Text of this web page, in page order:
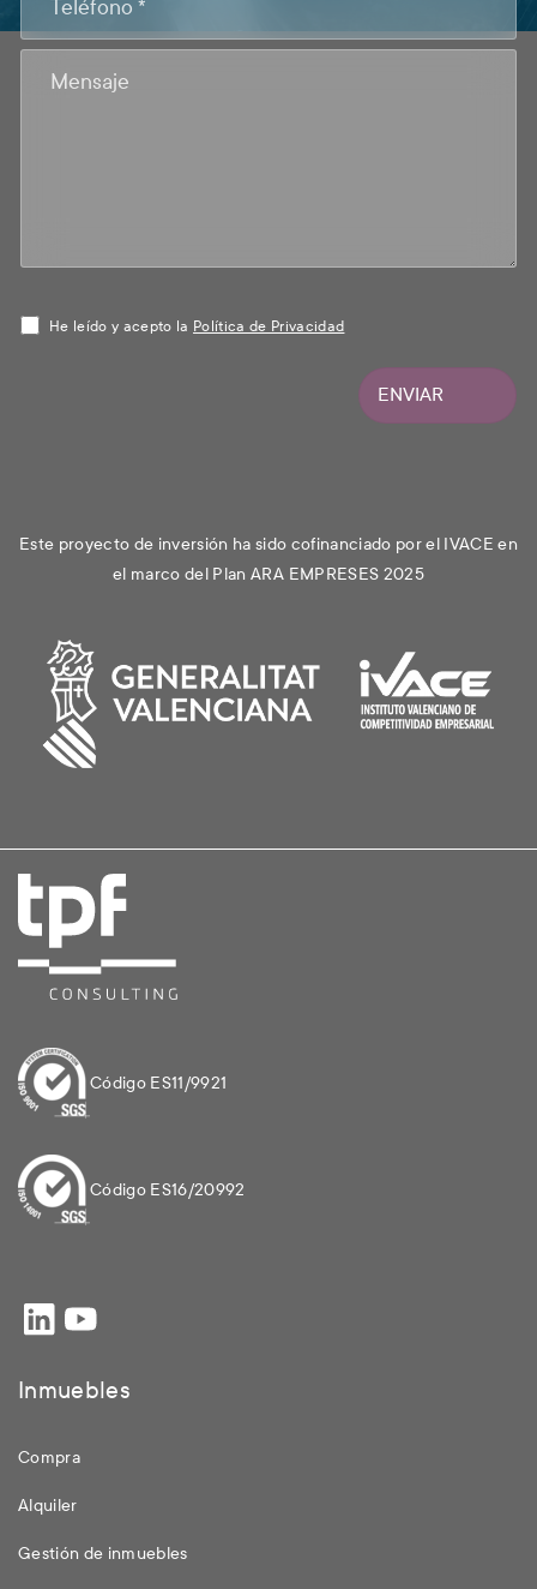
He leído y acepto la Política de Privacidad
ENVIAR
Este proyecto de inversión ha sido cofinanciado por el IVACE en
el marco del Plan ARA EMPRESES 2025
Código ES11/9921
Código ES16/20992
Inmuebles
Compra
Alquiler
Gestión de inmuebles